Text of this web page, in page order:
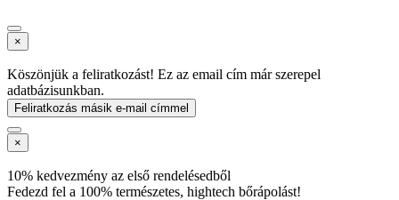
×
Köszönjük a feliratkozást! Ez az email cím már szerepel
adatbázisunkban.
Feliratkozás másik e-mail címmel
×
10% kedvezmény az első rendelésedből
Fedezd fel a 100% természetes, hightech bőrápolást!